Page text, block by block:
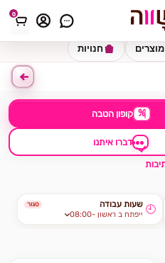
0
חנויות מוצרים
% קופון הטבה
דברו איתנו
שעות עבודה סגור
08:00- ייפתח ב ראשון 🕘